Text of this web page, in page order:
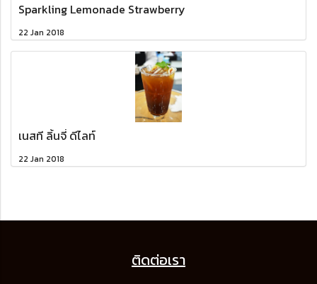
Sparkling Lemonade Strawberry
22 Jan 2018
เนสที ลิ้นจี่ ดีไลท์
22 Jan 2018
ติดต่อเรา